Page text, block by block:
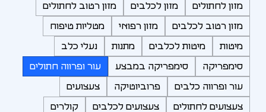
מזון לחתולים מזון לכלבים מזון רטוב לחתולים
מזון רטוב לכלבים מזון רפואי מטליות טיפוח
מיטות מיטות לכלבים מתנות נעלי כלב
סימפריקה סימפריקה במבצע עור ופרווה חתולים
עור ופרווה כלבים פרוביוטיקה צעצועים
צעצועים לחתולים צעצועים לכלבים קולרים